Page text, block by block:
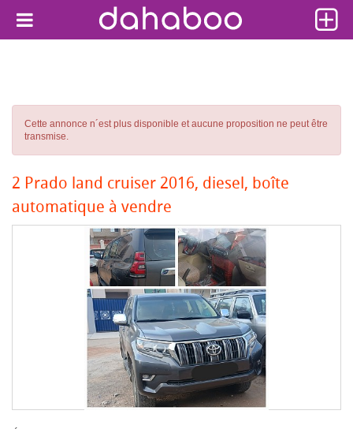
Cette annonce n´est plus disponible et aucune proposition ne peut être
transmise.
2 Prado land cruiser 2016, diesel, boîte
automatique à vendre